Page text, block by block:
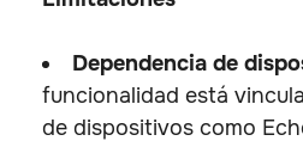
Dependencia de
funcionalidad está
de dispositivos como